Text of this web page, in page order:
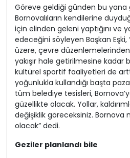
Göreve geldiği günden bu yana
Bornovalıların kendilerine
için elinden geleni yaptığını ve
edeceğini söyleyen Başkan
üzere, çevre düzenlemelerinden
yakışır hale getirilmesine kadar
kültürel sportif faaliyetleri de
yoğunlukla kullandığı başta
tüm belediye tesisleri,
güzellikte olacak. Yollar,
değişiklik göreceksiniz. Bornova
olacak” dedi.
Geziler planlandı bile